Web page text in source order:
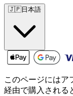
🇯🇵日本語
このページにはア
経由で購入される